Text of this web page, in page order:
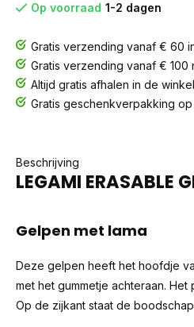
Op voorraad 1-2 dagen
Gratis verzending vanaf € 60
Gratis verzending vanaf € 100
Altijd gratis afhalen in de winkel
Gratis geschenkverpakking
Beschrijving
LEGAMI ERASABLE
Gelpen met lama
Deze gelpen heeft het hoofdje
met het gummetje achteraan.
Op de zijkant staat de